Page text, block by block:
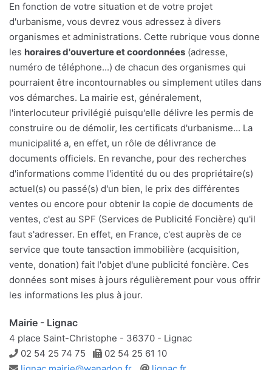
En fonction de votre situation et de votre projet
d'urbanisme, vous devrez vous adressez à divers
organismes et administrations. Cette rubrique vous donne
les horaires d'ouverture et coordonnées (adresse,
numéro de téléphone...) de chacun des organismes qui
pourraient être incontournables ou simplement utiles dans
vos démarches. La mairie est, généralement,
l'interlocuteur privilégié puisqu'elle délivre les permis de
construire ou de démolir, les certificats d'urbanisme... La
municipalité a, en effet, un rôle de délivrance de
documents officiels. En revanche, pour des recherches
d'informations comme l'identité du ou des propriétaire(s)
actuel(s) ou passé(s) d'un bien, le prix des différentes
ventes ou encore pour obtenir la copie de documents de
ventes, c'est au SPF (Services de Publicité Foncière) qu'il
faut s'adresser. En effet, en France, c'est auprès de ce
service que toute tansaction immobilière (acquisition,
vente, donation) fait l'objet d'une publicité foncière. Ces
données sont mises à jours régulièrement pour vous offrir
les informations les plus à jour.
Mairie - Lignac
4 place Saint-Christophe - 36370 - Lignac
Téléphone
02 54 25 74 75 Télécopie
02 54 25 61 10